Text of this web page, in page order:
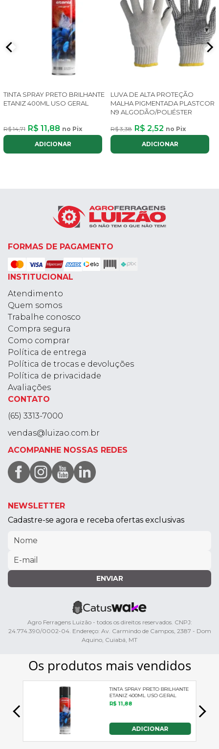
TINTA SPRAY PRETO BRILHANTE
ETANIZ 400ML USO GERAL
R$ 14,71 R$ 11,88 no Pix
ADICIONAR
LUVA DE ALTA PROTEÇÃO
MALHA PIGMENTADA PLASTCOR
N9 ALGODÃO/POLIÉSTER
R$ 3,38 R$ 2,52 no Pix
ADICIONAR
FORMAS DE PAGAMENTO
INSTITUCIONAL
Atendimento
Quem somos
Trabalhe conosco
Compra segura
Como comprar
Política de entrega
Política de trocas e devoluções
Política de privacidade
Avaliações
CONTATO
(65) 3313-7000
vendas@luizao.com.br
ACOMPANHE NOSSAS REDES
NEWSLETTER
Cadastre-se agora e receba ofertas exclusivas
ENVIAR
Agro Ferragens Luizão - todos os direitos reservados. CNPJ:
24.774.390/0002-04. Endereço: Av. Carmindo de Campos, 2387 - Dom
Aquino, Cuiabá, MT